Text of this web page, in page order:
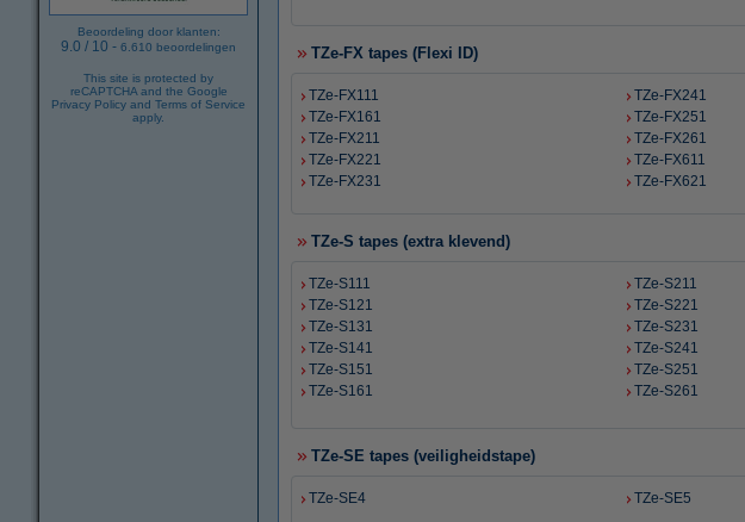
Beoordeling door klanten:
9.0 / 10 - 6.610 beoordelingen
This site is protected by
reCAPTCHA and the Google
Privacy Policy and Terms of Service
apply.
TZe-FX tapes (Flexi ID)
TZe-FX111
TZe-FX161
TZe-FX211
TZe-FX221
TZe-FX231
TZe-FX241
TZe-FX251
TZe-FX261
TZe-FX611
TZe-FX621
TZe-S tapes (extra klevend)
TZe-S111
TZe-S121
TZe-S131
TZe-S141
TZe-S151
TZe-S161
TZe-S211
TZe-S221
TZe-S231
TZe-S241
TZe-S251
TZe-S261
TZe-SE tapes (veiligheidstape)
TZe-SE4 TZe-SE5